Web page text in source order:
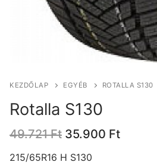
KEZDŐLAP EGYÉB ROTALLA S130
Rotalla S130
49.721Ft Original
was:
35.900 FtCurrent
215/65R16 H S130